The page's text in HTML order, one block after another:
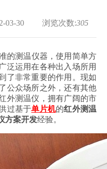
03-30 浏览次数:305
测温仪器，使用简单方
泛运用在各种出入场所用
了非常重要的作用。现如
公众场所之外，还有其他
外测温仪，拥有广阔的市
过基于单片机的红外测温
方案开发经验。